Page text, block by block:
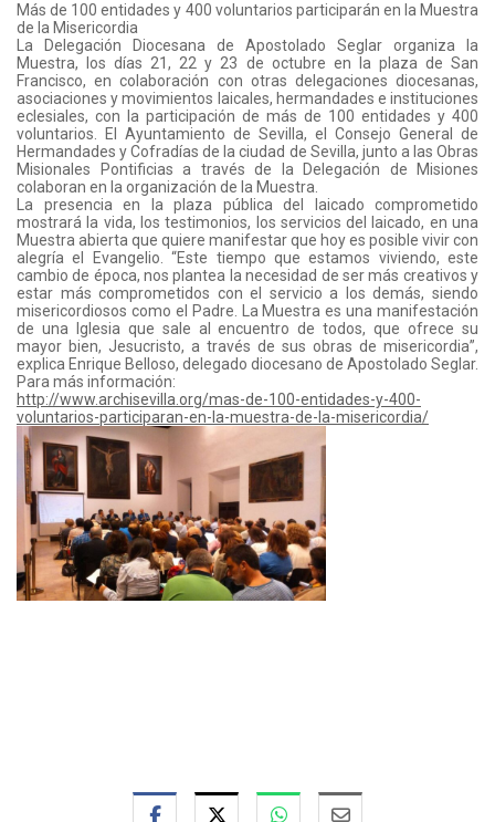
Más de 100 entidades y 400 voluntarios participarán en la Muestra
de la Misericordia
La Delegación Diocesana de Apostolado Seglar organiza la
Muestra, los días 21, 22 y 23 de octubre en la plaza de San
Francisco, en colaboración con otras delegaciones diocesanas,
asociaciones y movimientos laicales, hermandades e instituciones
eclesiales, con la participación de más de 100 entidades y 400
voluntarios. El Ayuntamiento de Sevilla, el Consejo General de
Hermandades y Cofradías de la ciudad de Sevilla, junto a las Obras
Misionales Pontificias a través de la Delegación de Misiones
colaboran en la organización de la Muestra.
La presencia en la plaza pública del laicado comprometido
mostrará la vida, los testimonios, los servicios del laicado, en una
Muestra abierta que quiere manifestar que hoy es posible vivir con
alegría el Evangelio. “Este tiempo que estamos viviendo, este
cambio de época, nos plantea la necesidad de ser más creativos y
estar más comprometidos con el servicio a los demás, siendo
misericordiosos como el Padre. La Muestra es una manifestación
de una Iglesia que sale al encuentro de todos, que ofrece su
mayor bien, Jesucristo, a través de sus obras de misericordia”,
explica Enrique Belloso, delegado diocesano de Apostolado Seglar.
Para más información:
http://www.archisevilla.org/mas-de-100-entidades-y-400-
voluntarios-participaran-en-la-muestra-de-la-misericordia/